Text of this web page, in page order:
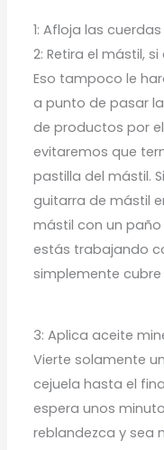
1: Afloja las
2: Retira el mástil,
Eso tampoco le
a punto de pasar
de productos por
evitaremos que
pastilla del mástil.
guitarra de mástil
mástil con un
estás trabajando
simplemente
3: Aplica aceite
Vierte solamente
cejuela hasta el
espera unos
reblandezca y sea